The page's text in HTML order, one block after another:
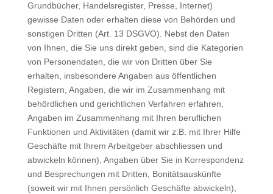
Grundbücher, Handelsregister, Presse, Internet)
gewisse Daten oder erhalten diese von Behörden und
sonstigen Dritten (Art. 13 DSGVO). Nebst den Daten
von Ihnen, die Sie uns direkt geben, sind die Kategorien
von Personendaten, die wir von Dritten über Sie
erhalten, insbesondere Angaben aus öffentlichen
Registern, Angaben, die wir im Zusammenhang mit
behördlichen und gerichtlichen Verfahren erfahren,
Angaben im Zusammenhang mit Ihren beruflichen
Funktionen und Aktivitäten (damit wir z.B. mit Ihrer Hilfe
Geschäfte mit Ihrem Arbeitgeber abschliessen und
abwickeln können), Angaben über Sie in Korrespondenz
und Besprechungen mit Dritten, Bonitätsauskünfte
(soweit wir mit Ihnen persönlich Geschäfte abwickeln),